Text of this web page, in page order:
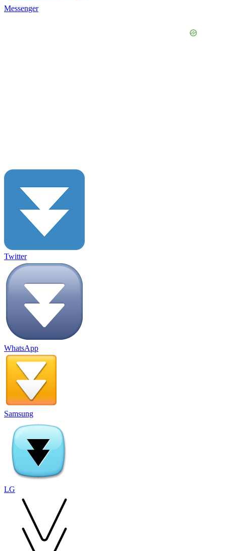
Messenger
Twitter
WhatsApp
Samsung
LG